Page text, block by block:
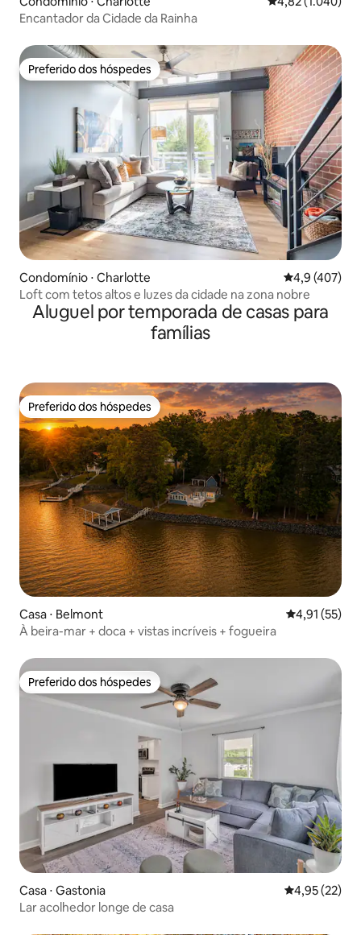
Encantador da Cidade da Rainha
Preferido dos hóspedes
Preferido dos hóspedes
Condomínio ⋅ Charlotte 4,9 de uma
4,9 (407)
Loft com tetos altos e luzes da cidade na zona nobre
Aluguel por temporada de casas para
famílias
Preferido dos hóspedes
Preferido dos hóspedes
Casa ⋅ Belmont 4,91 de uma
4,91 (55)
À beira-mar + doca + vistas incríveis + fogueira
Preferido dos hóspedes
Preferido dos hóspedes
Casa ⋅ Gastonia 4,95 de uma
4,95 (22)
Lar acolhedor longe de casa